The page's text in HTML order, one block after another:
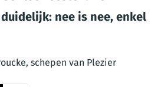
nee is nee, enkel
schepen van Plezier